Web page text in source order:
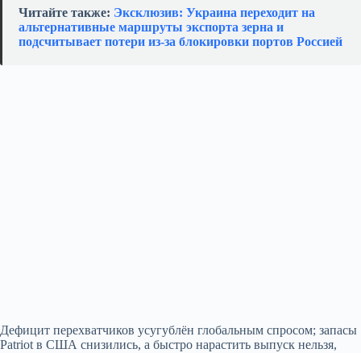
Читайте также: Эксклюзив: Украина переходит на
альтернативные маршруты экспорта зерна и
подсчитывает потери из‑за блокировки портов Россией
Дефицит перехватчиков усугублён глобальным спросом; запасы
Patriot в США снизились, а быстро нарастить выпуск нельзя,